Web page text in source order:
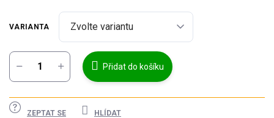
VARIANTA
Přidat do košíku
ZEPTAT SE HLÍDAT